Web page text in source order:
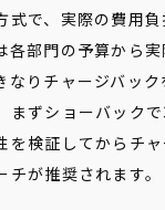
式で、実際の費用負
各部門の予算から
なりチャージバッ
まずショーバック
を検証してからチ
が推奨されます。